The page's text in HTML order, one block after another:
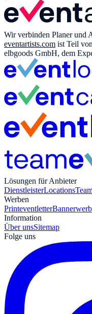
Wir verbinden Planer und
eventartists.com ist Teil von
elbgoods GmbH, dem
Lösungen für Anbieter
DienstleisterLocations
Werben
Printeventletter
Information
Über unsSitemap
Folge uns